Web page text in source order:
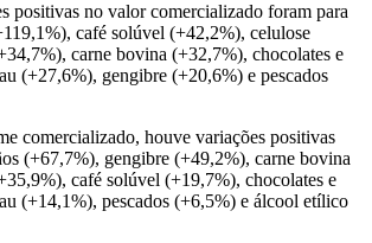
positivas no valor comercializado foram para
café solúvel (+42,2%), celulose
carne bovina (+32,7%), chocolates e
(+27,6%), gengibre (+20,6%) e pescados
comercializado, houve variações positivas
(+67,7%), gengibre (+49,2%), carne bovina
café solúvel (+19,7%), chocolates e
(+14,1%), pescados (+6,5%) e álcool etílico